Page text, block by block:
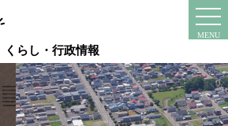
くらし・行政情報
MENU